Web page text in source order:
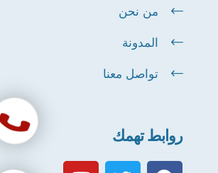
من نحن
المدونة
تواصل معنا
روابط تهمك